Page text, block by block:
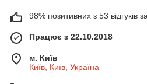
98% позитивних з 53 відгуків
Працює з 22.10.2018
м. Київ
Київ, Київ, Україна